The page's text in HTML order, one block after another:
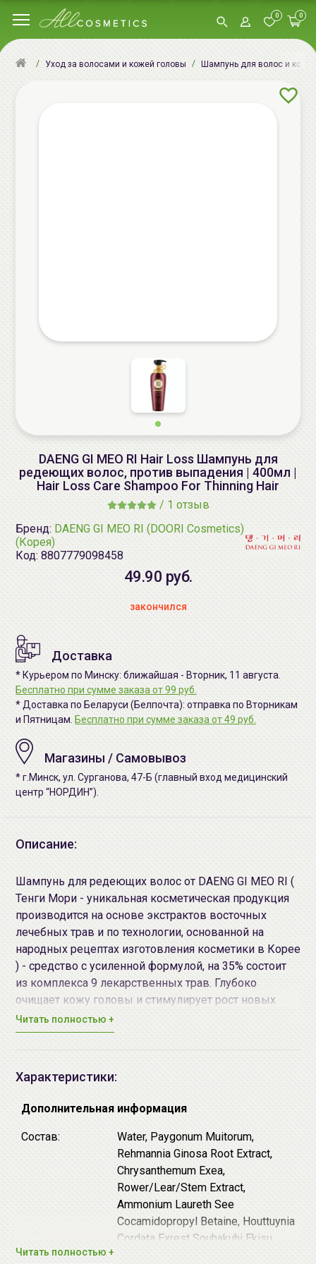
0 0
Уход за волосами и кожей головы Шампунь для волос и кожи
DAENG GI MEO RI Hair Loss Шампунь для
редеющих волос, против выпадения | 400мл |
Hair Loss Care Shampoo For Thinning Hair
/ 1 отзыв
Бренд: DAENG GI MEO RI (DOORI Cosmetics)
(Корея)
Код: 8807779098458
49.90 руб.
закончился
Доставка
* Курьером по Минску: ближайшая - Вторник, 11 августа.
Бесплатно при сумме заказа от 99 руб.
* Доставка по Беларуси (Белпочта): отправка по Вторникам
и Пятницам. Бесплатно при сумме заказа от 49 руб.
Магазины / Самовывоз
* г.Минск, ул. Сурганова, 47-Б (главный вход медицинский
центр “НОРДИН”).
Описание:
Шампунь для редеющих волос от DAENG GI MEO RI (
Тенги Мори - уникальная косметическая продукция
производится на основе экстрактов восточных
лечебных трав и по технологии, основанной на
народных рецептах изготовления косметики в Корее
) - средство с усиленной формулой, на 35% состоит
из комплекса 9 лекарственных трав. Глубоко
очищает кожу головы и стимулирует рост новых
волос.
Основные действующие компоненты:
Экстракт корня женьшеня — активизирует
крови, благодаря чему благотворно влияет на
волосяные луковицы и стимулирует рост новых
волос. Оказывает регенерирующее
воздействие, заживляет ранки и трещинки,
обеззараживает, защищает от вредного
воздействия внешних факторов, смягчает и
Экстракт горца многоцветного содержит
танины, фитостерины, флавоноиды, лецитин,
Читать полностью +
Характеристики:
Дополнительная информация
Состав:
Water, Paygonum Muitorum,
Rehmannia Ginosa Root Extract,
Chrysanthemum Exea,
Rower/Lear/Stem Extract,
Ammonium Laureth See
Cocamidopropyl Betaine, Houttuynia
Cordata Exrest Souhakuhi Ekisu,
Читать полностью +